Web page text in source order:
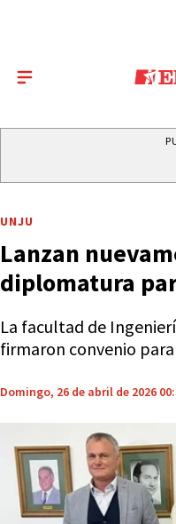
UNJU
Lanzan
diplomatura
La facultad de
firmaron convenio
Domingo, 26 de abril de 2026